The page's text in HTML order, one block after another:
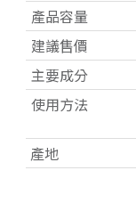
產品容量
建議售價
主要成分
使用方法
產地